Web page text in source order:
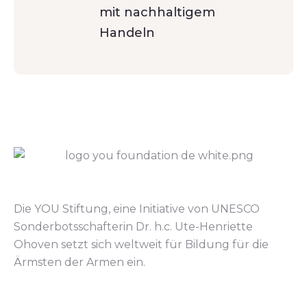
mit nachhaltigem
Handeln
Die YOU Stiftung, eine Initiative von UNESCO
Sonderbotsschafterin Dr. h.c. Ute-Henriette
Ohoven setzt sich weltweit für Bildung für die
Ärmsten der Armen ein.